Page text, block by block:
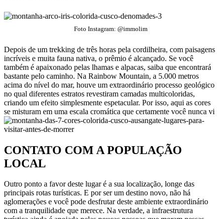
Foto Instagram: @immolim
Depois de um trekking de três horas pela cordilheira, com paisagens
incríveis e muita fauna nativa, o prêmio é alcançado. Se você
também é apaixonado pelas lhamas e alpacas, saiba que encontrará
bastante pelo caminho. Na Rainbow Mountain, a 5.000 metros
acima do nível do mar, houve um extraordinário processo geológico
no qual diferentes estratos revestiram camadas multicoloridas,
criando um efeito simplesmente espetacular. Por isso, aqui as cores
se misturam em uma escala cromática que certamente você nunca vi
CONTATO COM A POPULAÇÃO
LOCAL
Outro ponto a favor deste lugar é a sua localização, longe das
principais rotas turísticas. E por ser um destino novo, não há
aglomerações e você pode desfrutar deste ambiente extraordinário
com a tranquilidade que merece. Na verdade, a infraestrutura